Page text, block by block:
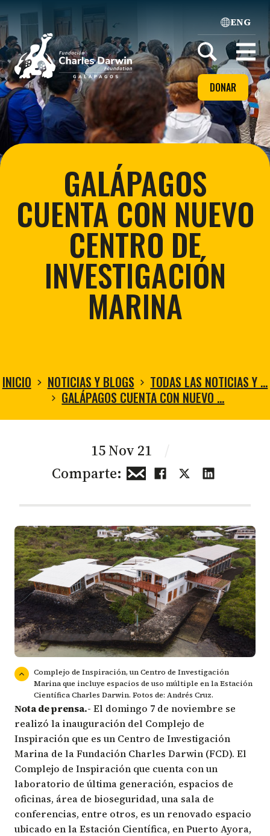
Home
ENG
Open
menu
DONAR
GALÁPAGOS
CUENTA CON NUEVO
CENTRO DE
INVESTIGACIÓN
MARINA
INICIO NOTICIAS Y BLOGS
TODAS LAS NOTICIAS Y …
GALÁPAGOS CUENTA CON NUEVO …
15 Nov 21
Comparte:
Complejo de Inspiración, un Centro de Investigación
Marina que incluye espacios de uso múltiple en la Estación
Científica Charles Darwin. Fotos de: Andrés Cruz.
Nota de prensa.- El domingo 7 de noviembre se
realizó la inauguración del Complejo de
Inspiración que es un Centro de Investigación
Marina de la Fundación Charles Darwin (FCD). El
Complejo de Inspiración que cuenta con un
laboratorio de última generación, espacios de
oficinas, área de bioseguridad, una sala de
conferencias, entre otros, es un renovado espacio
ubicado en la Estación Científica, en Puerto Ayora,